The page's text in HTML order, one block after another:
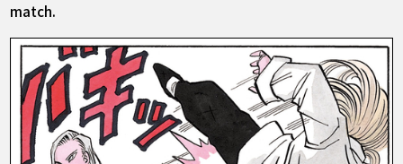
match.